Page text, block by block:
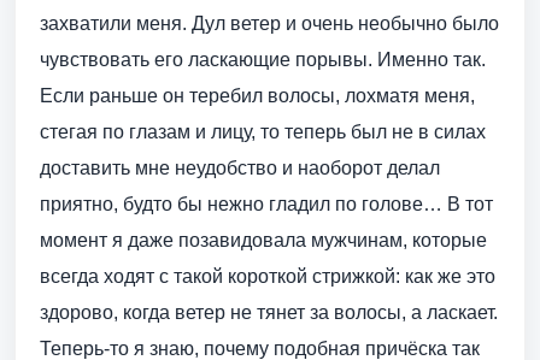
захватили меня. Дул ветер и очень необычно было
чувствовать его ласкающие порывы. Именно так.
Если раньше он теребил волосы, лохматя меня,
стегая по глазам и лицу, то теперь был не в силах
доставить мне неудобство и наоборот делал
приятно, будто бы нежно гладил по голове… В тот
момент я даже позавидовала мужчинам, которые
всегда ходят с такой короткой стрижкой: как же это
здорово, когда ветер не тянет за волосы, а ласкает.
Теперь-то я знаю, почему подобная причёска так